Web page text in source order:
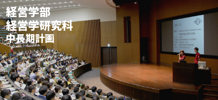
経営学部
経営学研究科
中長期計画